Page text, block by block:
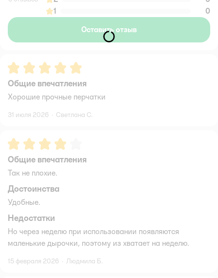
1
0
Оставить отзыв
Рейтинг:5
Общие впечатления
Хорошие прочные перчатки
31 июля 2026 · Светлана С.
Рейтинг:4
Общие впечатления
Так не плохие.
Достоинства
Удобные.
Недостатки
Но через неделю при использовании появляются
маленькие дырочки, поэтому из хватает на неделю.
15 февраля 2026 · Людмила Б.